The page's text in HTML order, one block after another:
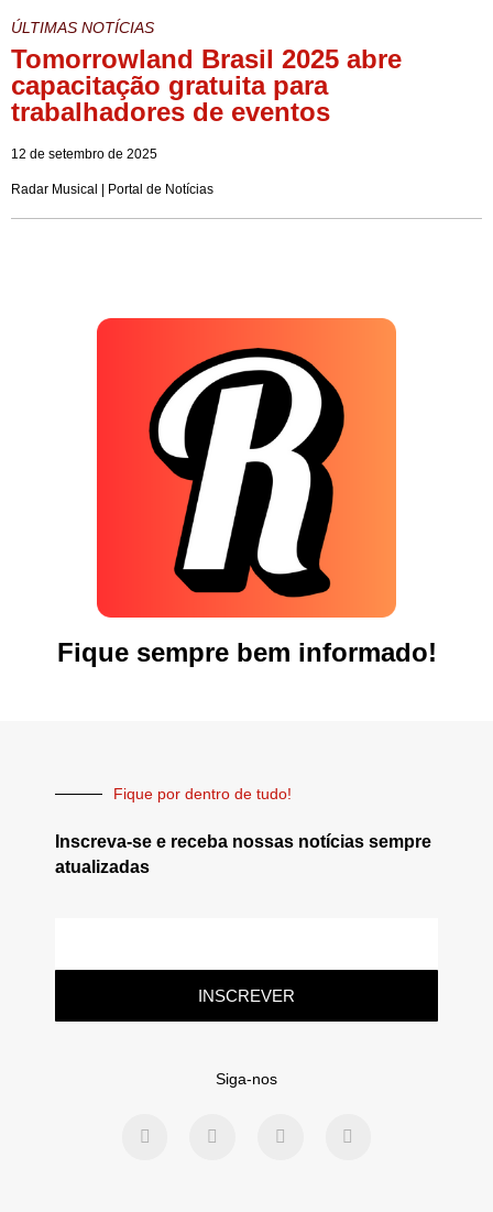
ÚLTIMAS NOTÍCIAS
Tomorrowland Brasil 2025 abre
capacitação gratuita para
trabalhadores de eventos
12 de setembro de 2025
Radar Musical | Portal de Notícias
Fique sempre bem informado!
Fique por dentro de tudo!
Inscreva-se e receba nossas notícias sempre
atualizadas
INSCREVER
Siga-nos